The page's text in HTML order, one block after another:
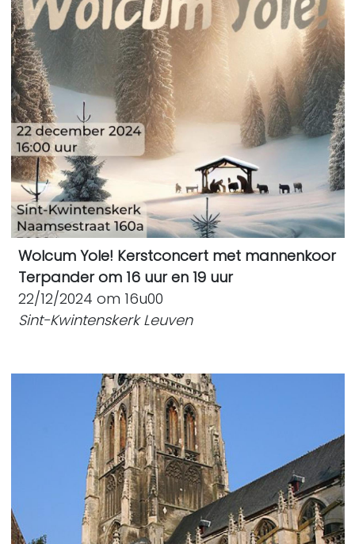
Wolcum Yole! Kerstconcert met mannenkoor
Terpander om 16 uur en 19 uur
22/12/2024 om 16u00
Sint-Kwintenskerk Leuven